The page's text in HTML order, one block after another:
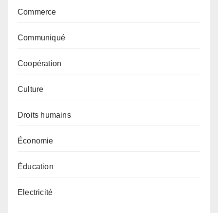
Commerce
Communiqué
Coopération
Culture
Droits humains
Économie
Éducation
Electricité